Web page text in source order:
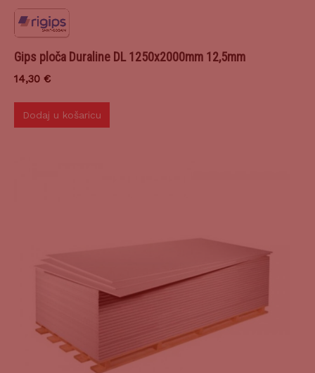
Gips ploča Duraline DL 1250x2000mm 12,5mm
14,30 €
Dodaj u košaricu